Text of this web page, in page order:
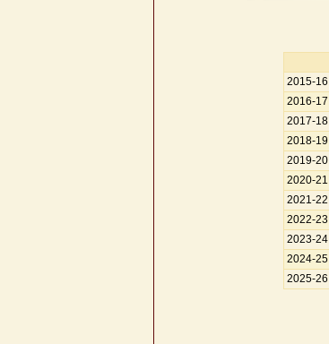
2015-16
2016-17
2017-18
2018-19
2019-20
2020-21
2021-22
2022-23
2023-24
2024-25
2025-26